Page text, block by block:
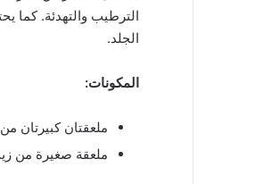
الترطيب والتهدئة. كما
الجلد.
المكونات:
ملعقتان كبيرتان
ملعقة صغيرة من